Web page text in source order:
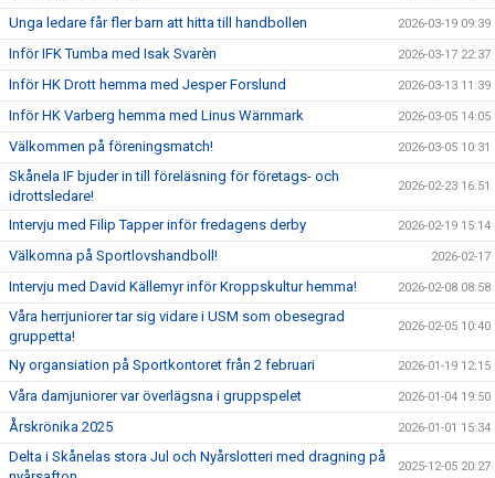
Unga ledare får fler barn att hitta till handbollen 2026-03-19 09:39
Inför IFK Tumba med Isak Svarèn 2026-03-17 22:37
Inför HK Drott hemma med Jesper Forslund 2026-03-13 11:39
Inför HK Varberg hemma med Linus Wärnmark 2026-03-05 14:05
Välkommen på föreningsmatch! 2026-03-05 10:31
Skånela IF bjuder in till föreläsning för företags- och
idrottsledare!
2026-02-23 16:51
Intervju med Filip Tapper inför fredagens derby 2026-02-19 15:14
Välkomna på Sportlovshandboll! 2026-02-17
Intervju med David Källemyr inför Kroppskultur hemma! 2026-02-08 08:58
Våra herrjuniorer tar sig vidare i USM som obesegrad
gruppetta!
2026-02-05 10:40
Ny organsiation på Sportkontoret från 2 februari 2026-01-19 12:15
Våra damjuniorer var överlägsna i gruppspelet 2026-01-04 19:50
Årskrönika 2025 2026-01-01 15:34
Delta i Skånelas stora Jul och Nyårslotteri med dragning på
2025-12-05 20:27